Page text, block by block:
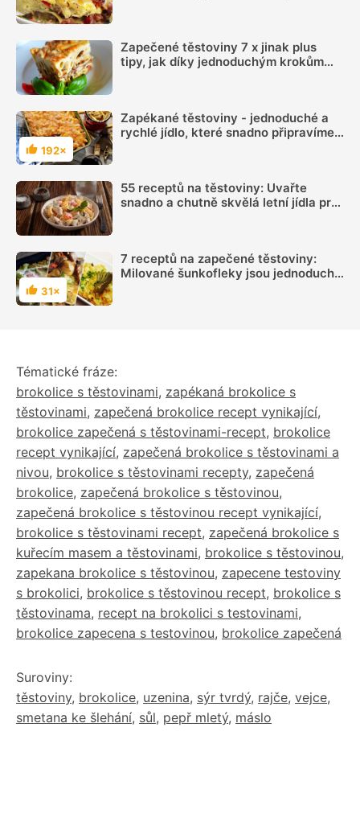
Zapečené těstoviny 7 x jinak plus
tipy, jak díky jednoduchým krokům
Hodnocení
192×
Zapékané těstoviny - jednoduché a
rychlé jídlo, které snadno připravíme
55 receptů na těstoviny: Uvařte
snadno a chutně skvělá letní jídla pro
Hodnocení
31×
7 receptů na zapečené těstoviny:
Milované šunkofleky jsou jednoduché
Tématické fráze:
brokolice s těstovinami, zapékaná brokolice s
těstovinami, zapečená brokolice recept vynikající,
brokolice zapečená s těstovinami-recept, brokolice
recept vynikající, zapečená brokolice s těstovinami a
nivou, brokolice s těstovinami recepty, zapečená
brokolice, zapečená brokolice s těstovinou,
zapečená brokolice s těstovinou recept vynikající,
brokolice s těstovinami recept, zapečená brokolice s
kuřecím masem a těstovinami, brokolice s těstovinou,
zapekana brokolice s těstovinou, zapecene testoviny
s brokolici, brokolice s těstovinou recept, brokolice s
těstovinama, recept na brokolici s testovinami,
brokolice zapecena s testovinou, brokolice zapečená
Suroviny:
těstoviny, brokolice, uzenina, sýr tvrdý, rajče, vejce,
smetana ke šlehání, sůl, pepř mletý, máslo